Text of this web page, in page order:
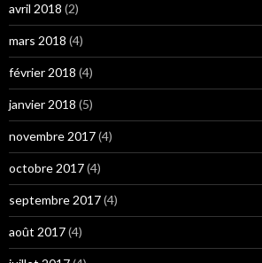
avril 2018 (2)
mars 2018 (4)
février 2018 (4)
janvier 2018 (5)
novembre 2017(4)
octobre 2017(4)
septembre 2017(4)
août 2017(4)